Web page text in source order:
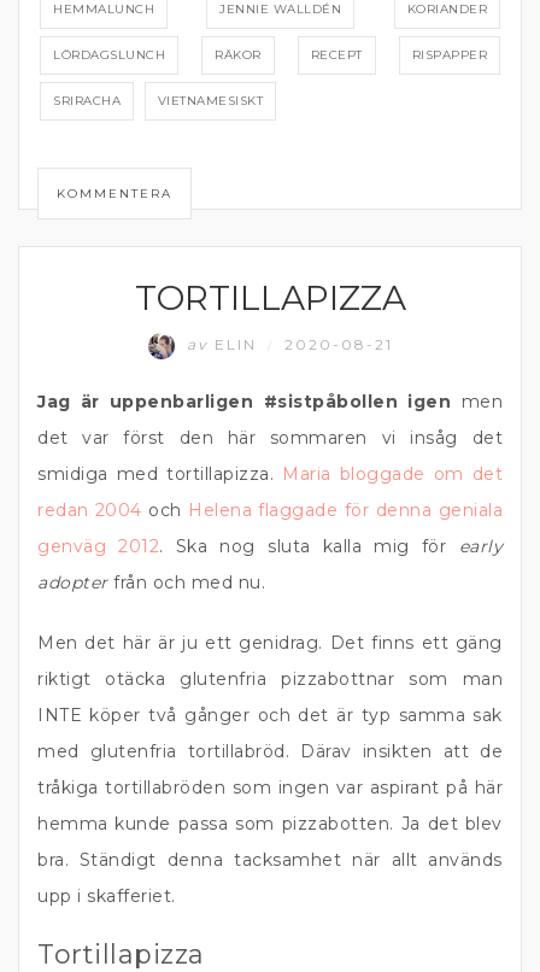
HEMMALUNCH JENNIE WALLDÉN KORIANDER
LÖRDAGSLUNCH RÄKOR RECEPT RISPAPPER
SRIRACHA VIETNAMESISKT
KOMMENTERA
KOMFORTMATTORTILLAPIZZA
av ELIN 2020-08-21
Jag är uppenbarligen #sistpåbollen igen men
det var först den här sommaren vi insåg det
smidiga med tortillapizza. Maria bloggade om det
redan 2004 och Helena flaggade för denna geniala
genväg 2012. Ska nog sluta kalla mig för early
adopterfrån och med nu.
Men det här är ju ett genidrag. Det finns ett gäng
riktigt otäcka glutenfria pizzabottnar som man
INTE köper två gånger och det är typ samma sak
med glutenfria tortillabröd. Därav insikten att de
tråkiga tortillabröden som ingen var aspirant på här
hemma kunde passa som pizzabotten. Ja det blev
bra. Ständigt denna tacksamhet när allt används
upp i skafferiet.
Tortillapizza